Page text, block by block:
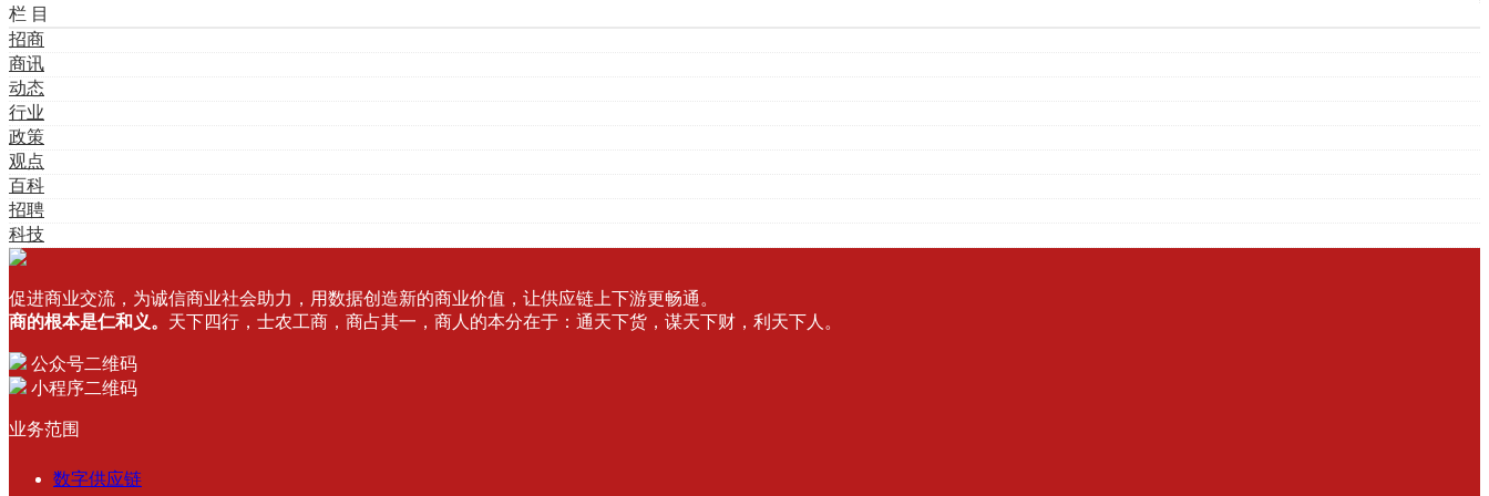
栏 目
招商
商讯
动态
行业
政策
观点
百科
招聘
科技
促进商业交流，为诚信商业社会助力，用数据创造新的商业价值，让供应链上下游更畅通。
商的根本是仁和义。 天下四行，士农工商，商占其一，商人的本分在于：通天下货，谋天下财，利天下人。
公众号二维码
小程序二维码
业务范围
数字供应链